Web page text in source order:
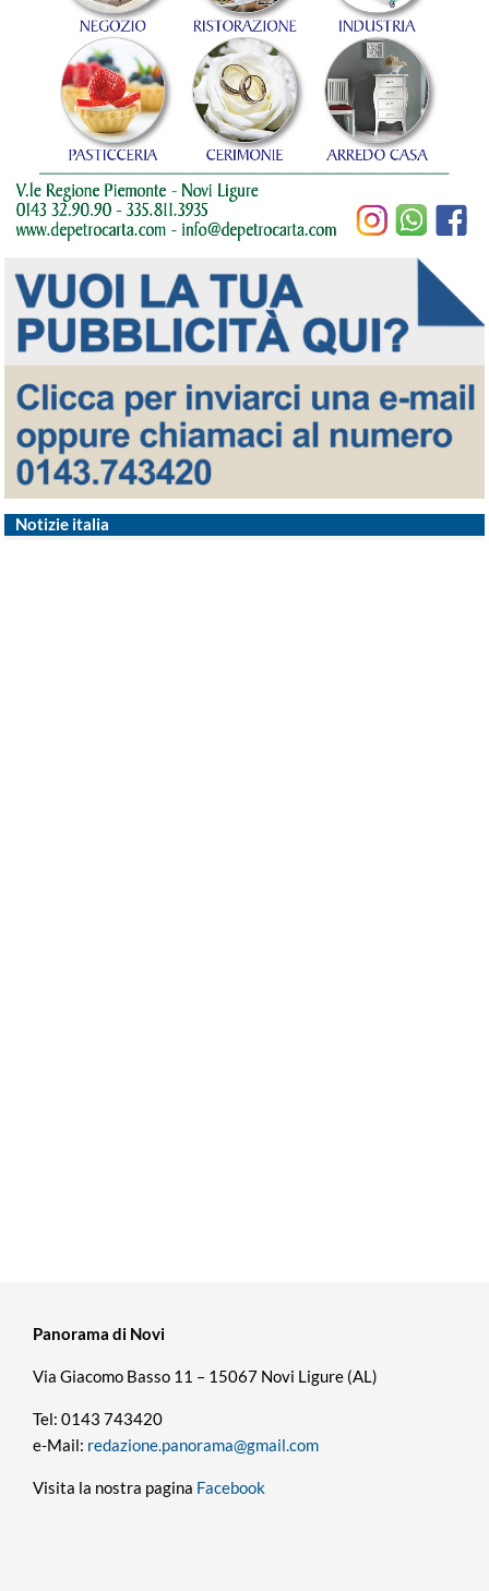
Notizie italia
Panorama di Novi
Via Giacomo Basso 11 – 15067 Novi Ligure (AL)
Tel: 0143 743420
e-Mail: redazione.panorama@gmail.com
Visita la nostra pagina Facebook